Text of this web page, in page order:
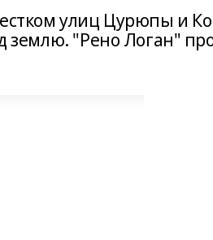
улиц Цурюпы и
землю. "Рено Логан"